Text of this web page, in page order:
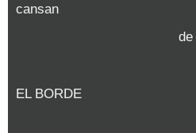
cansan
de
EL BORDE